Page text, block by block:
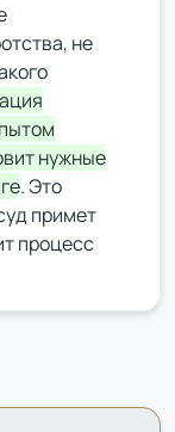
не
нужные
. Это
примет
процесс